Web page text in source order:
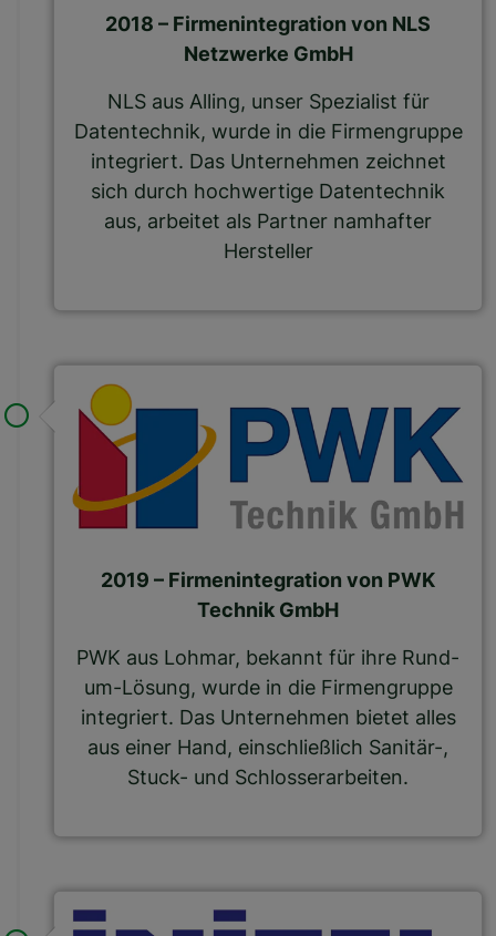
2018 – Firmenintegration von NLS
Netzwerke GmbH
NLS aus Alling, unser Spezialist für
Datentechnik, wurde in die Firmengruppe
integriert. Das Unternehmen zeichnet
sich durch hochwertige Datentechnik
aus, arbeitet als Partner namhafter
Hersteller
2019 – Firmenintegration von PWK
Technik GmbH
PWK aus Lohmar, bekannt für ihre Rund-
um-Lösung, wurde in die Firmengruppe
integriert. Das Unternehmen bietet alles
aus einer Hand, einschließlich Sanitär-,
Stuck- und Schlosserarbeiten.